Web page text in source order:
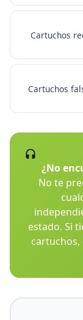
Cartuchos
Cartuchos
¿No
No te
estado. Si